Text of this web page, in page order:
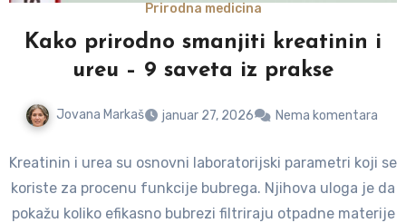
Prirodna medicina
Kako prirodno smanjiti kreatinin i
ureu – 9 saveta iz prakse
Jovana Markaš januar 27, 2026 Nema komentara
Kreatinin i urea su osnovni laboratorijski parametri koji se
koriste za procenu funkcije bubrega. Njihova uloga je da
pokažu koliko efikasno bubrezi filtriraju otpadne materije